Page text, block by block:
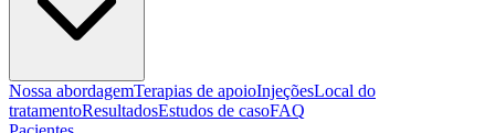
Nossa abordagemTerapias de apoioInjeçõesLocal do
tratamentoResultadosEstudos de casoFAQ